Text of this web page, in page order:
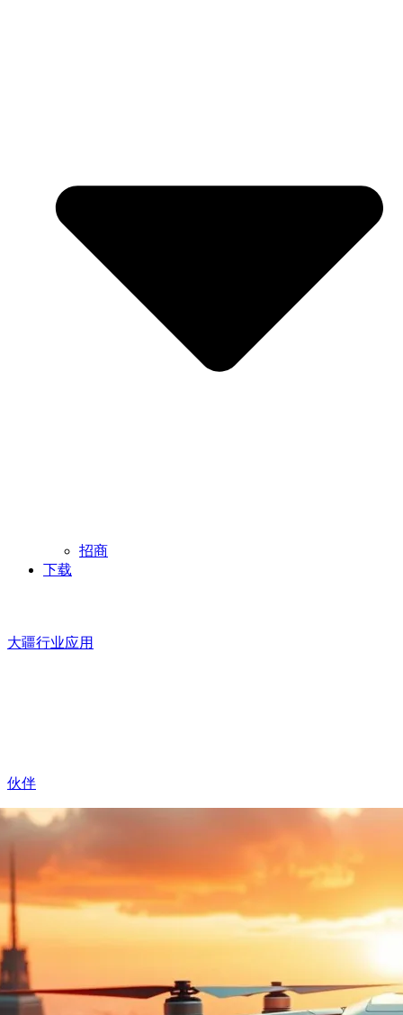
招商
下载
大疆行业应用
伙伴